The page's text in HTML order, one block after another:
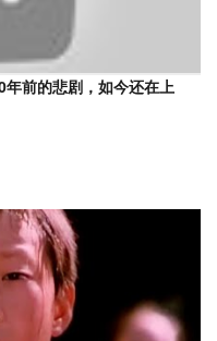
年前的悲剧，如今还在上